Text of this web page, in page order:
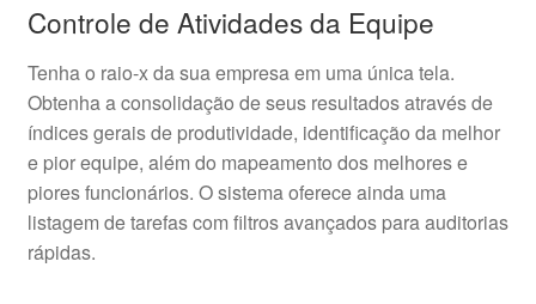
Controle de Atividades da Equipe
Tenha o raio-x da sua empresa em uma única tela.
Obtenha a consolidação de seus resultados através de
índices gerais de produtividade, identificação da melhor
e pior equipe, além do mapeamento dos melhores e
piores funcionários. O sistema oferece ainda uma
listagem de tarefas com filtros avançados para auditorias
rápidas.